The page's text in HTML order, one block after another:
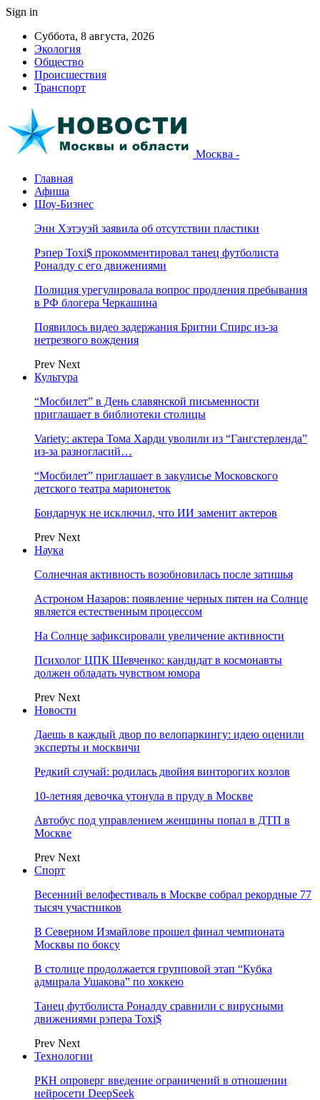
Sign in
Суббота, 8 августа, 2026
Экология
Общество
Происшествия
Транспорт
Москва -
Главная
Афиша
Шоу-Бизнес
Энн Хэтэуэй заявила об отсутствии пластики
Рэпер Toxi$ прокомментировал танец футболиста
Роналду с его движениями
Полиция урегулировала вопрос продления пребывания
в РФ блогера Черкашина
Появилось видео задержания Бритни Спирс из-за
нетрезвого вождения
Prev Next
Культура
“Мосбилет” в День славянской письменности
приглашает в библиотеки столицы
Variety: актера Тома Харди уволили из “Гангстерленда”
из-за разногласий…
“Мосбилет” приглашает в закулисье Московского
детского театра марионеток
Бондарчук не исключил, что ИИ заменит актеров
Prev Next
Наука
Солнечная активность возобновилась после затишья
Астроном Назаров: появление черных пятен на Солнце
является естественным процессом
На Солнце зафиксировали увеличение активности
Психолог ЦПК Шевченко: кандидат в космонавты
должен обладать чувством юмора
Prev Next
Новости
Даешь в каждый двор по велопаркингу: идею оценили
эксперты и москвичи
Редкий случай: родилась двойня винторогих козлов
10-летняя девочка утонула в пруду в Москве
Автобус под управлением женщины попал в ДТП в
Москве
Prev Next
Спорт
Весенний велофестиваль в Москве собрал рекордные 77
тысяч участников
В Северном Измайлове прошел финал чемпионата
Москвы по боксу
В столице продолжается групповой этап “Кубка
адмирала Ушакова” по хоккею
Танец футболиста Роналду сравнили с вирусными
движениями рэпера Toxi$
Prev Next
Технологии
РКН опроверг введение ограничений в отношении
нейросети DeepSeek